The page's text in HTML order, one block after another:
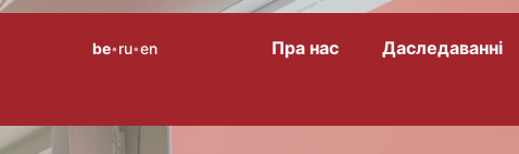
be• ru•en Пра нас Даследаванні